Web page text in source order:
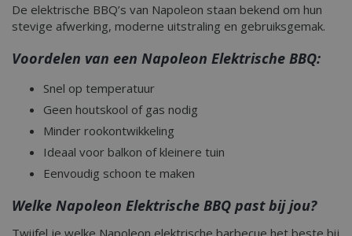
De elektrische BBQ’s van Napoleon staan bekend om hun
stevige afwerking, moderne uitstraling en gebruiksgemak.
Voordelen van een Napoleon Elektrische BBQ:
Snel op temperatuur
Geen houtskool of gas nodig
Minder rookontwikkeling
Ideaal voor balkon of kleinere tuin
Eenvoudig schoon te maken
Welke Napoleon Elektrische BBQ past bij jou?
Twijfel je welke Napoleon elektrische barbecue het beste bij